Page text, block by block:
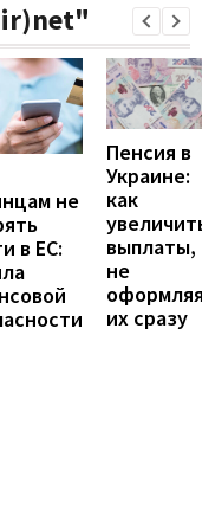
не
в ЕС:
Пенсия в
Украине:
как
выплаты,
не
их сразу